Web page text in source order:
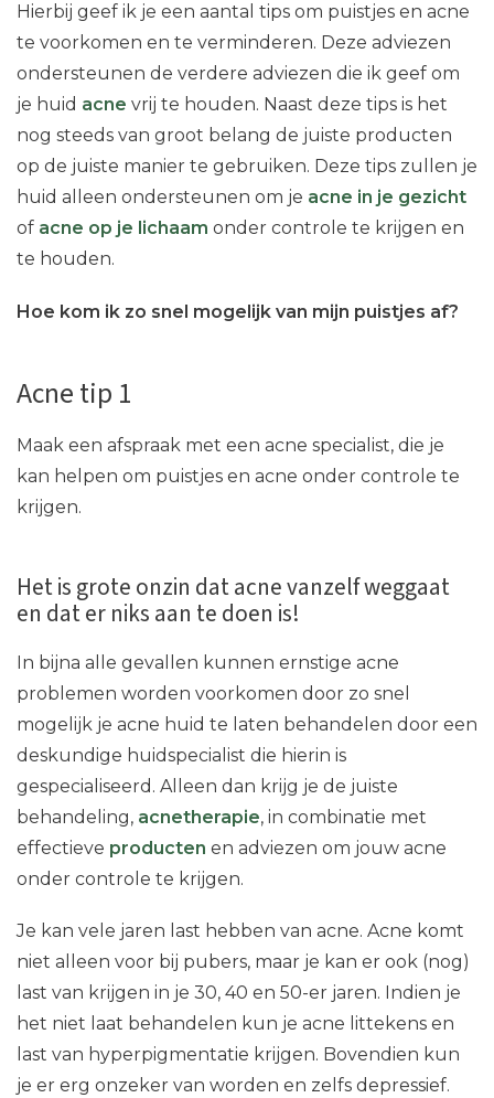
Hierbij geef ik je een aantal tips om puistjes en acne
te voorkomen en te verminderen. Deze adviezen
ondersteunen de verdere adviezen die ik geef om
je huid acne vrij te houden. Naast deze tips is het
nog steeds van groot belang de juiste producten
op de juiste manier te gebruiken. Deze tips zullen je
huid alleen ondersteunen om je acne in je gezicht
of acne op je lichaam onder controle te krijgen en
te houden.
Hoe kom ik zo snel mogelijk van mijn puistjes af?
Acne tip 1
Maak een afspraak met een acne specialist, die je
kan helpen om puistjes en acne onder controle te
krijgen.
Het is grote onzin dat acne vanzelf weggaat
en dat er niks aan te doen is!
In bijna alle gevallen kunnen ernstige acne
problemen worden voorkomen door zo snel
mogelijk je acne huid te laten behandelen door een
deskundige huidspecialist die hierin is
gespecialiseerd. Alleen dan krijg je de juiste
behandeling, acnetherapie, in combinatie met
effectieve producten en adviezen om jouw acne
onder controle te krijgen.
Je kan vele jaren last hebben van acne. Acne komt
niet alleen voor bij pubers, maar je kan er ook (nog)
last van krijgen in je 30, 40 en 50-er jaren. Indien je
het niet laat behandelen kun je acne littekens en
last van hyperpigmentatie krijgen. Bovendien kun
je er erg onzeker van worden en zelfs depressief.